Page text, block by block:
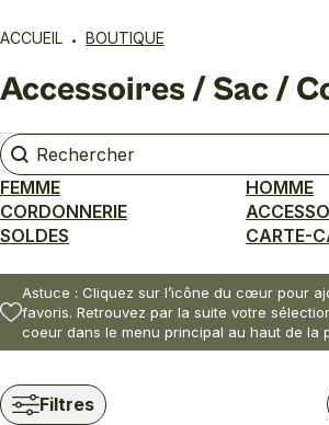
ACCUEIL BOUTIQUE
Accessoires / Sac /
Rechercher
Rechercher
FEMME
HOMME
CORDONNERIE
SOLDES
CARTE-
Astuce : Cliquez sur l’icône du cœur pour
favoris. Retrouvez par la suite votre
coeur dans le menu principal au haut de la
Filtres